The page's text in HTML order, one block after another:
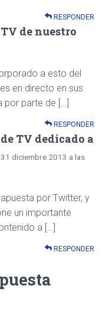
RESPONDER
de nuestro
a esto del
en directo en sus
por parte de […]
RESPONDER
TV dedicado a
31 diciembre 2013 a las
por Twitter, y
un importante
a […]
RESPONDER